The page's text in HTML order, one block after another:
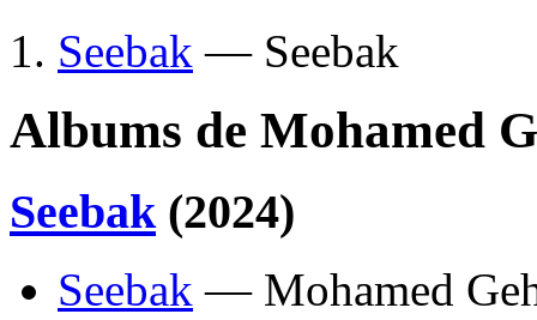
Seebak — Seebak
Albums de Mohamed
Seebak(2024)
Seebak — Mohamed